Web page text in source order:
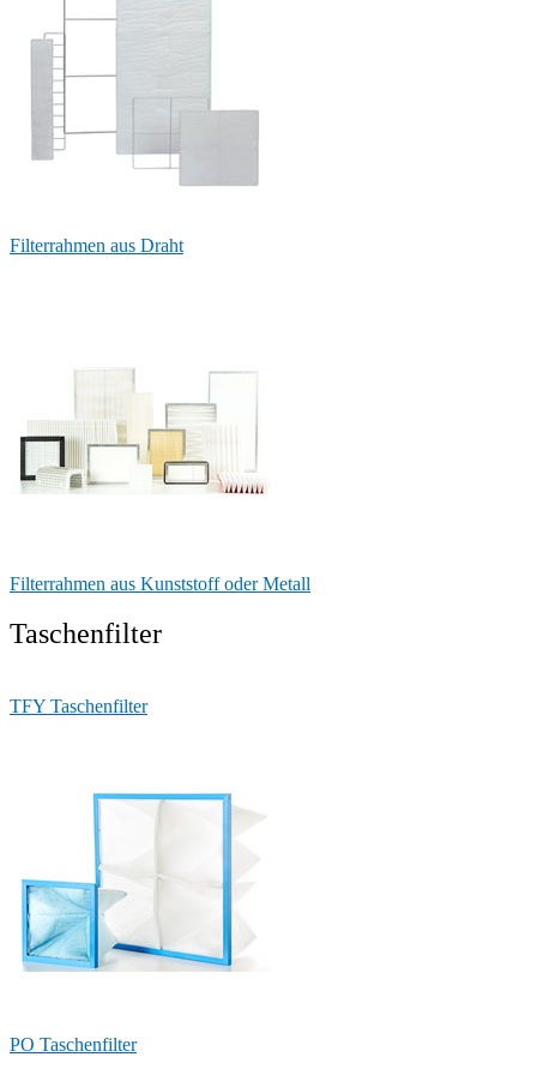
Filterrahmen aus Draht
Filterrahmen aus Kunststoff oder Metall
Taschenfilter
TFY Taschenfilter
PO Taschenfilter